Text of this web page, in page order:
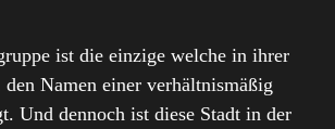
ist die einzige welche in ihrer
Namen einer verhältnismäßig
Und dennoch ist diese Stadt in der